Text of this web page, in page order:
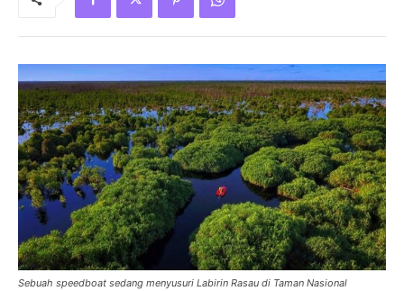
Sebuah speedboat sedang menyusuri Labirin Rasau di Taman Nasional